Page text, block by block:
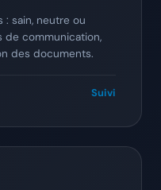
: sain, neutre ou
de communication,
des documents.
Suivi